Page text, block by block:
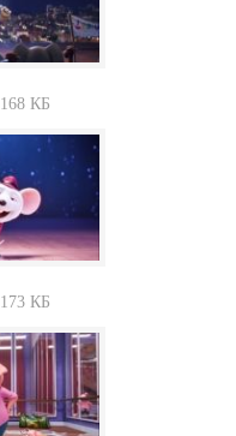
168 КБ
173 КБ